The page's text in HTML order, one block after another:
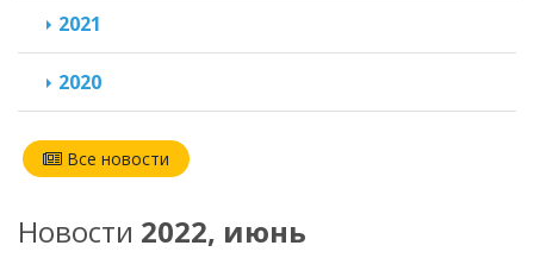
Новости 2022, июнь
2021
2020
Все новости